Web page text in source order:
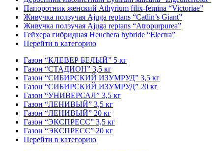
Папоротник женский Athyrium filix-femina “Victoriae”
Живучка ползучая Ajuga reptans “Catlin’s Giant”
Живучка ползучая Ajuga reptans “Atropurpurea”
Гейхера гибридная Heuchera hybride “Electra”
Перейти в категорию
Газон “КЛЕВЕР БЕЛЫЙ” 5 кг
Газон “СТАДИОН” 3,5 кг
Газон “СИБИРСКИЙ ИЗУМРУД” 3,5 кг
Газон “СИБИРСКИЙ ИЗУМРУД” 20 кг
Газон “УНИВЕРСАЛ” 3,5 кг
Газон “ЛЕНИВЫЙ” 3,5 кг
Газон “ЛЕНИВЫЙ” 20 кг
Газон “ЭКСПРЕСС” 3,5 кг
Газон “ЭКСПРЕСС” 20 кг
Перейти в категорию